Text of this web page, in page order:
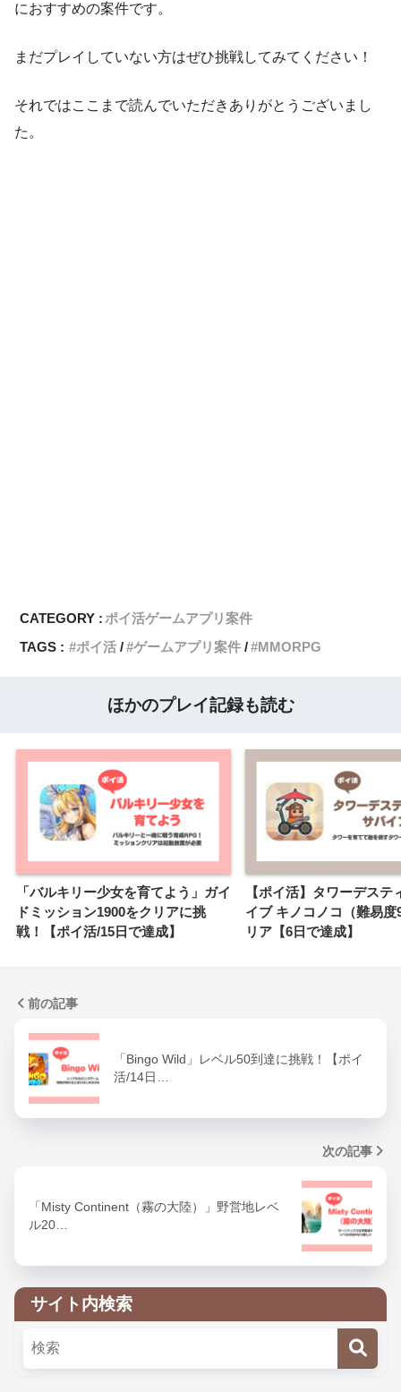
におすすめの案件です。
まだプレイしていない方はぜひ挑戦してみてください！
それではここまで読んでいただきありがとうございまし
た。
CATEGORY : ポイ活ゲームアプリ案件
TAGS :
ポイ活 ゲームアプリ案件 MMORPG
ほかのプレイ記録も読む
「バルキリー少女を育てよう」ガイ
ドミッション1900をクリアに挑
戦！【ポイ活/15日で達成】
【ポイ活】タワーデステ
イブ キノコノコ（難易度
リア【6日で達成】
前の記事
「Bingo Wild」レベル50到達に挑戦！【ポイ
活/14日…
次の記事
「Misty Continent（霧の大陸）」野営地レベ
ル20…
サイト内検索